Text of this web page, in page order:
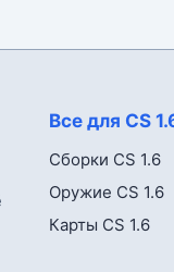
Все для CS
Сборки CS 1.6
Оружие CS 1.6
Карты CS 1.6